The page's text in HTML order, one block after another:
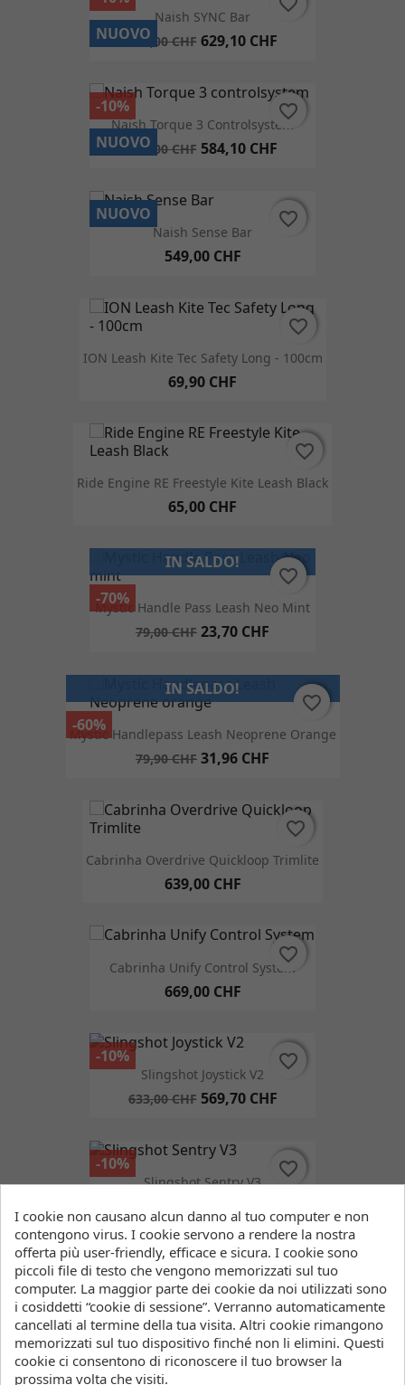
Naish SYNC Bar
699,00 CHF 629,10 CHF
NUOVO
Naish Torque 3 Controlsystem
649,00 CHF 584,10 CHF
-10%
NUOVO
favorite_border
favorite_border
Naish Sense Bar
549,00 CHF
NUOVO favorite_border
favorite_border
ION Leash Kite Tec Safety Long - 100cm
69,90 CHF
favorite_border
favorite_border
Ride Engine RE Freestyle Kite Leash Black
65,00 CHF
favorite_border
favorite_border
Mystic Handle Pass Leash Neo Mint
79,00 CHF 23,70 CHF
IN SALDO!
-70%
favorite_border
favorite_border
Mystic Handlepass Leash Neoprene Orange
79,90 CHF 31,96 CHF
IN SALDO!
-60%
favorite_border
favorite_border
Cabrinha Overdrive Quickloop Trimlite
639,00 CHF
favorite_border
favorite_border
Cabrinha Unify Control System
669,00 CHF
favorite_border
favorite_border
Slingshot Joystick V2
633,00 CHF 569,70 CHF
-10% favorite_border
favorite_border
Slingshot Sentry V3
-10% favorite_border
favorite_border
Duotone Quick Rel Combi Kit - Grey - Onesize
79,90 CHF
favorite_border
favorite_border
I cookie non causano alcun danno al tuo computer e non
contengono virus. I cookie servono a rendere la nostra
offerta più user-friendly, efficace e sicura. I cookie sono
piccoli file di testo che vengono memorizzati sul tuo
computer. La maggior parte dei cookie da noi utilizzati sono
i cosiddetti “cookie di sessione”. Verranno automaticamente
cancellati al termine della tua visita. Altri cookie rimangono
memorizzati sul tuo dispositivo finché non li elimini. Questi
cookie ci consentono di riconoscere il tuo browser la
prossima volta che visiti.
FILTRO